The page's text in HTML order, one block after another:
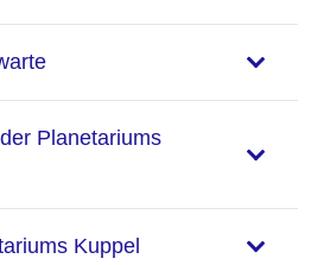
Planetariums
Kuppel